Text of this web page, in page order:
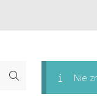
Nie